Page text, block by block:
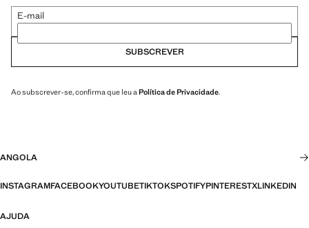
E-mail
SUBSCREVER
Ao subscrever-se, confirma que leu a Política de Privacidade.
ANGOLA
INSTAGRAMFACEBOOKYOUTUBETIKTOKSPOTIFYPINTERESTXLINKEDIN
AJUDA